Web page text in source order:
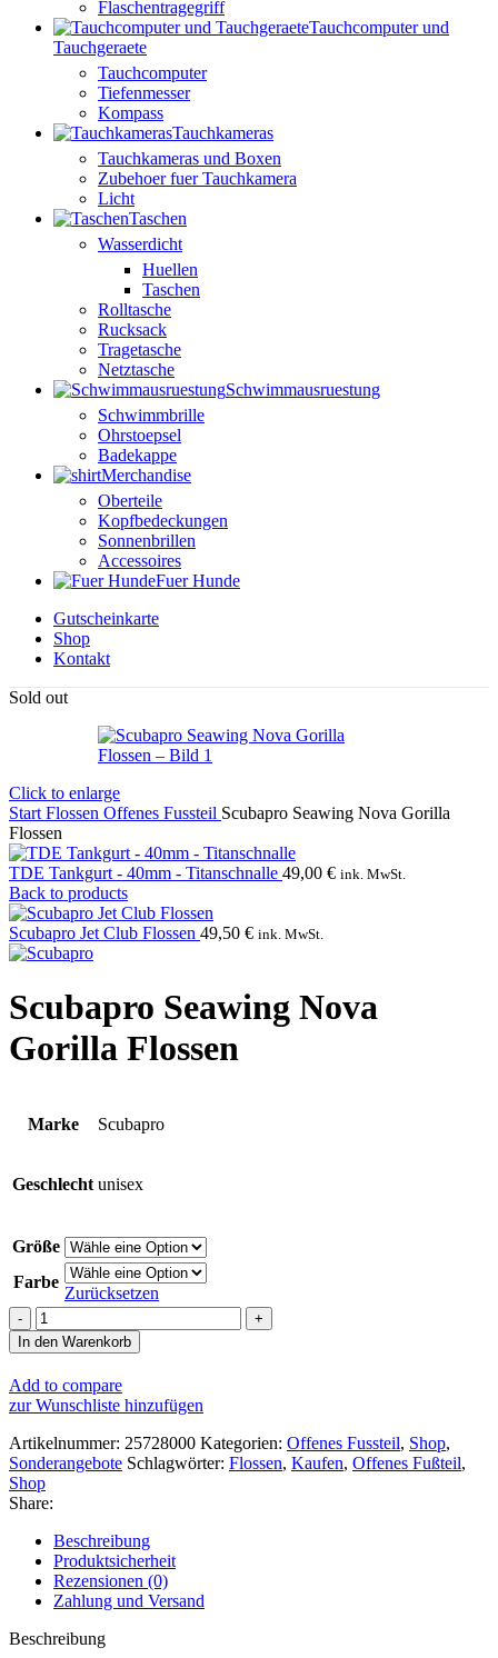
Flaschentragegriff
Tauchcomputer und
Tauchgeraete
Tauchcomputer
Tiefenmesser
Kompass
Tauchkameras
Tauchkameras und Boxen
Zubehoer fuer Tauchkamera
Licht
Taschen
Wasserdicht
Huellen
Taschen
Rolltasche
Rucksack
Tragetasche
Netztasche
Schwimmausruestung
Schwimmbrille
Ohrstoepsel
Badekappe
Merchandise
Oberteile
Kopfbedeckungen
Sonnenbrillen
Accessoires
Fuer Hunde
Gutscheinkarte
Shop
Kontakt
Sold out
Click to enlarge
Start Flossen Offenes Fussteil Scubapro Seawing Nova Gorilla
Flossen
TDE Tankgurt - 40mm - Titanschnalle 49,00 € ink. MwSt.
Back to products
Scubapro Jet Club Flossen 49,50 € ink. MwSt.
Scubapro Seawing Nova
Gorilla Flossen
Marke Scubapro
Geschlecht unisex
Größe
Farbe
Zurücksetzen
Scubapro
Seawing
Nova
Gorilla
Flossen
Menge
In den Warenkorb
Add to compare
zur Wunschliste hinzufügen
Artikelnummer: 25728000 Kategorien: Offenes Fussteil, Shop,
Sonderangebote Schlagwörter: Flossen, Kaufen, Offenes Fußteil,
Shop
Share:
Beschreibung
Produktsicherheit
Rezensionen (0)
Zahlung und Versand
Beschreibung